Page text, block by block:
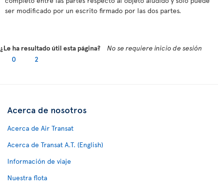
ser modificado por un escrito firmado por las dos partes.
¿Le ha resultado útil esta página?
No se requiere inicio de sesión
0
2
Acerca de nosotros
Acerca de Air Transat
Acerca de Transat A.T. (English)
Información de viaje
Nuestra flota